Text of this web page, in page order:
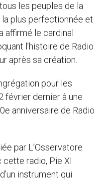
les peuples de la
la plus perfectionnée et
affirmé le cardinal
l’histoire de Radio
après sa création.
pour les
février dernier à une
anniversaire de Radio
par L’Osservatore
cette radio, Pie XI
instrument qui